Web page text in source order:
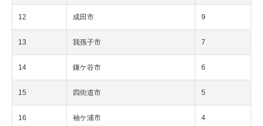
12 成田市 9
13 我孫子市 7
14 鎌ケ谷市 6
15 四街道市 5
16 袖ケ浦市 4